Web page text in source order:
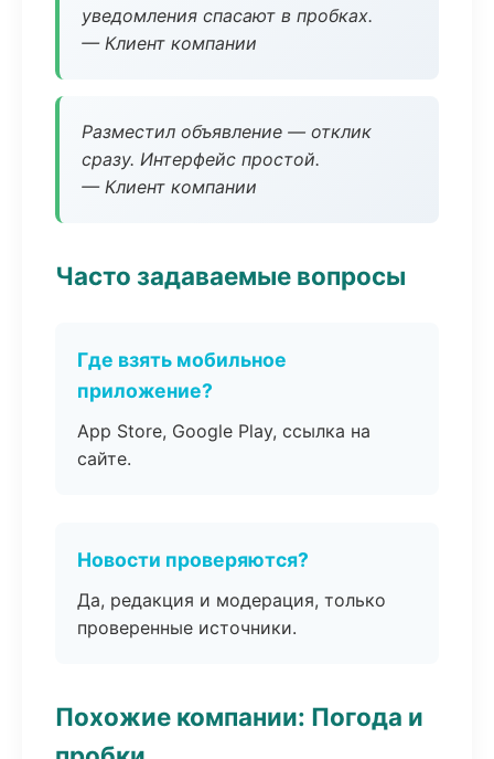
уведомления спасают в пробках.
— Клиент компании
Разместил объявление — отклик
сразу. Интерфейс простой.
— Клиент компании
Часто задаваемые вопросы
Где взять мобильное
приложение?
App Store, Google Play, ссылка на
сайте.
Новости проверяются?
Да, редакция и модерация, только
проверенные источники.
Похожие компании: Погода и